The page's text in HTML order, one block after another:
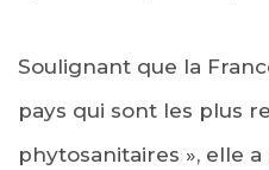
Soulignant que la
pays qui sont les plus
phytosanitaires », elle